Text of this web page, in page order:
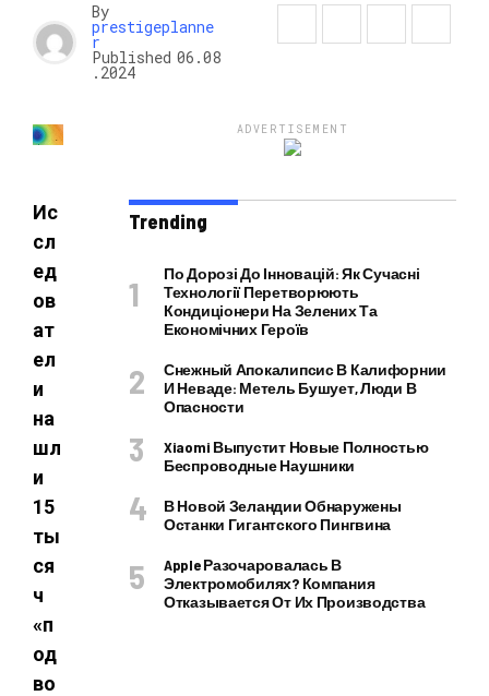
By
prestigeplanne
r
Published 06.08
.2024
Ис
сл
ед
ов
ат
ел
и
на
шл
и
15
ты
ся
ч
«п
од
во
ADVERTISEMENT
Trending
По Дорозі До Інновацій: Як Сучасні
Технології Перетворюють
Кондиціонери На Зелених Та
Економічних Героїв
Снежный Апокалипсис В Калифорнии
И Неваде: Метель Бушует, Люди В
Опасности
Xiaomi Выпустит Новые Полностью
Беспроводные Наушники
В Новой Зеландии Обнаружены
Останки Гигантского Пингвина
Apple Разочаровалась В
Электромобилях? Компания
Отказывается От Их Производства